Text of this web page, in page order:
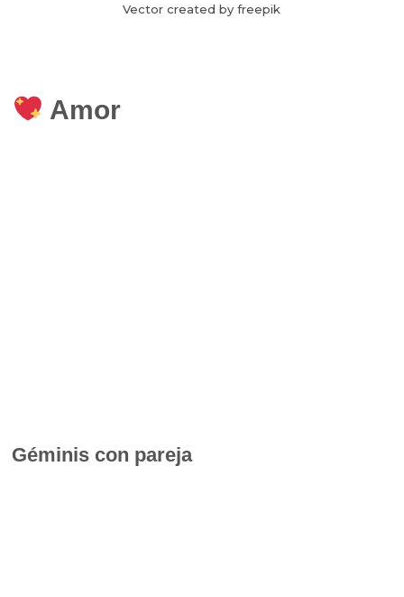
Vector created by freepik
Amor
Géminis con pareja